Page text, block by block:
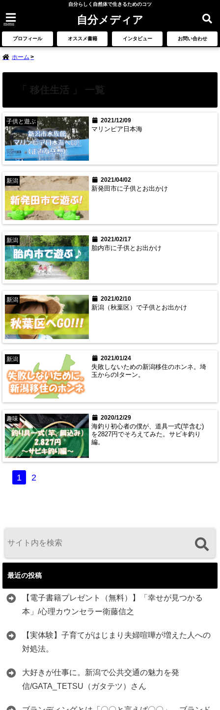
自分らしく自然体で生きるためのコツ
menu 自分メディア
プロフィール オススメ書籍 インタビュー お問い合わせ
ホーム
「 移住生活 」 一覧
子供と遊ぶ
2021/12/09
マリンピア日本海
新潟
2021/04/02
新発田市に子供とお出かけ
新潟
2021/02/17
胎内市に子供とお出かけ
新潟
2021/02/10
新潟（秋葉区）で子供とお出かけ
新潟
2021/01/24
失敗しないための新潟移住のホンネ。埼
玉からのIターン。
趣味
2020/12/29
海釣り初心者の僕が、道具一式(竿含む)
を2827円でそろえてみた。サビキ釣り
編。
1 2
最近の投稿
【電子書籍プレゼント（無料）】「幸せが見つかる
本」/心理カウンセラー衛藤信之
【実体験】子育てがはじまり夫婦喧嘩が増えた人への
対処法。
大好きが仕事に。新潟で公共交通の魅力を発
信/GATA_TETSU（ガタテツ）さん